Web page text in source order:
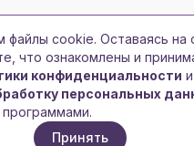
БРЕНД-ЛОГО
чемоданы/Чемоданы/
S, серебристый
файлы cookie. Оставаясь на
что ознакомлены и
конфиденциальности
персональных
Принять